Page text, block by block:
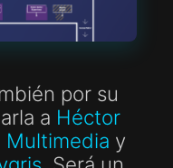
por su
a Héctor
Multimedia y